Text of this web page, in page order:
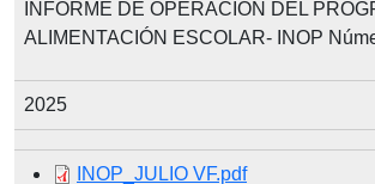
INFORME DE OPERACIÓN DEL
ALIMENTACIÓN ESCOLAR- INOP
2025
Document
INOP_JULIO VF.pdf